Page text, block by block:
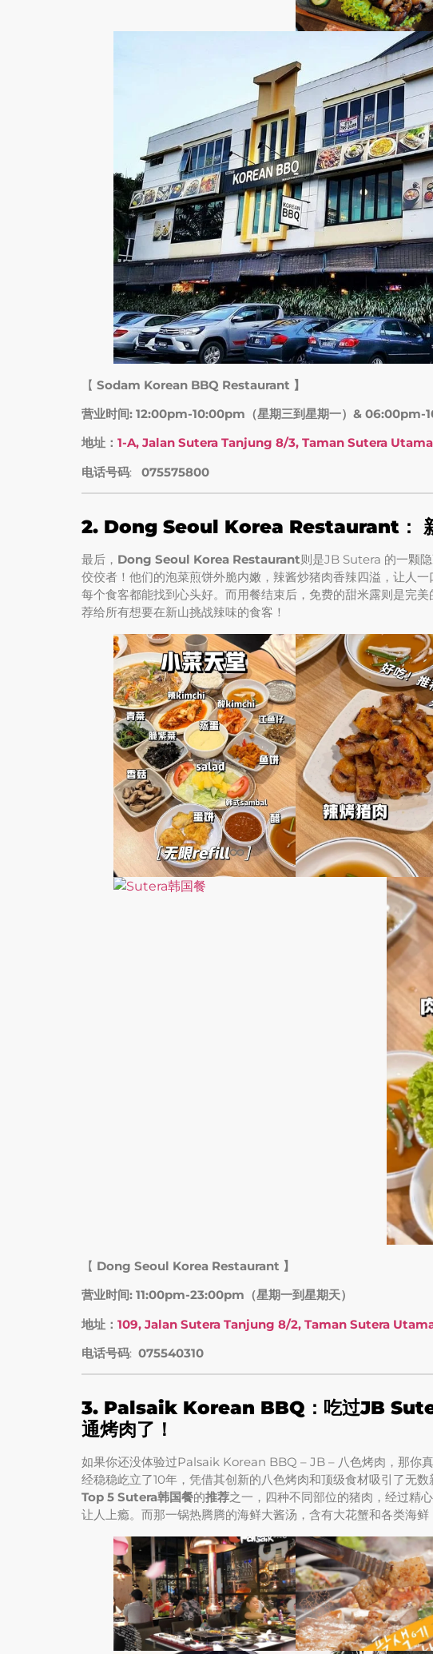
【 Sodam Korean BBQ Restaurant 】
营业时间: 12:00pm-10:00pm（星期三到星期一）& 06:00pm-
地址： 1-A, Jalan Sutera Tanjung 8/3, Taman Sutera
电话号码: 075575800
2. Dong Seoul Korea Restaurant： 新
最后， Dong Seoul Korea Restaurant则是JB Sutera 的一颗
佼佼者！他们的泡菜煎饼外脆内嫩，辣酱炒猪肉香辣四溢，让人
每个食客都能找到心头好。而用餐结束后，免费的甜米露则是完
荐给所有想要在新山挑战辣味的食客！
【 Dong Seoul Korea Restaurant 】
营业时间: 11:00pm-23:00pm（星期一到星期天）
地址： 109, Jalan Sutera Tanjung 8/2, Taman Sutera
电话号码: 075540310
3. Palsaik Korean BBQ：吃过JB
通烤肉了！
如果你还没体验过Palsaik Korean BBQ – JB – 八色烤肉，那你
经稳稳屹立了10年，凭借其创新的八色烤肉和顶级食材吸引了无
Top 5 Sutera韩国餐的推荐之一，四种不同部位的猪肉，经过精
让人上瘾。而那一锅热腾腾的海鲜大酱汤，含有大花蟹和各类海